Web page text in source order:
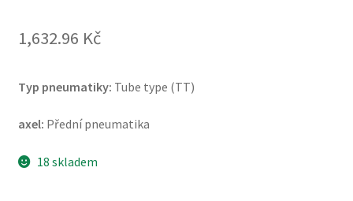
1,632.96 Kč
Typ pneumatiky: Tube type (TT)
axel: Přední pneumatika
18 skladem